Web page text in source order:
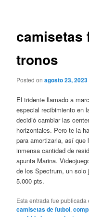
camisetas
tronos
Posted onagosto 23, 2023
El tridente llamado a
especial recibimiento en
decidió cambiar las
horizontales. Pero te la
para amortizarla, así que
inmensa cantidad de
apunta Marina.
de los Spectrum, un solo
5.000 pts.
Esta entrada fue publicada
camisetas de futbol,